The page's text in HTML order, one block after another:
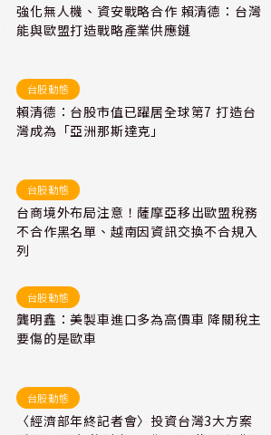
強化無人機、資安戰略合作 賴清德：台灣
能與歐盟打造戰略產業供應鏈
台股動態
賴清德：台股市值已躍居全球第7 打造台
灣成為「亞洲那斯達克」
台股動態
台商境外布局注意！薩摩亞移出歐盟稅務
不合作黑名單、越南因資訊交換不合規入
列
台股動態
龔明鑫：美製車進口多為高價車 降關稅主
要傷的是歐車
台股動態
〈經濟部年終記者會〉投資台灣3大方案